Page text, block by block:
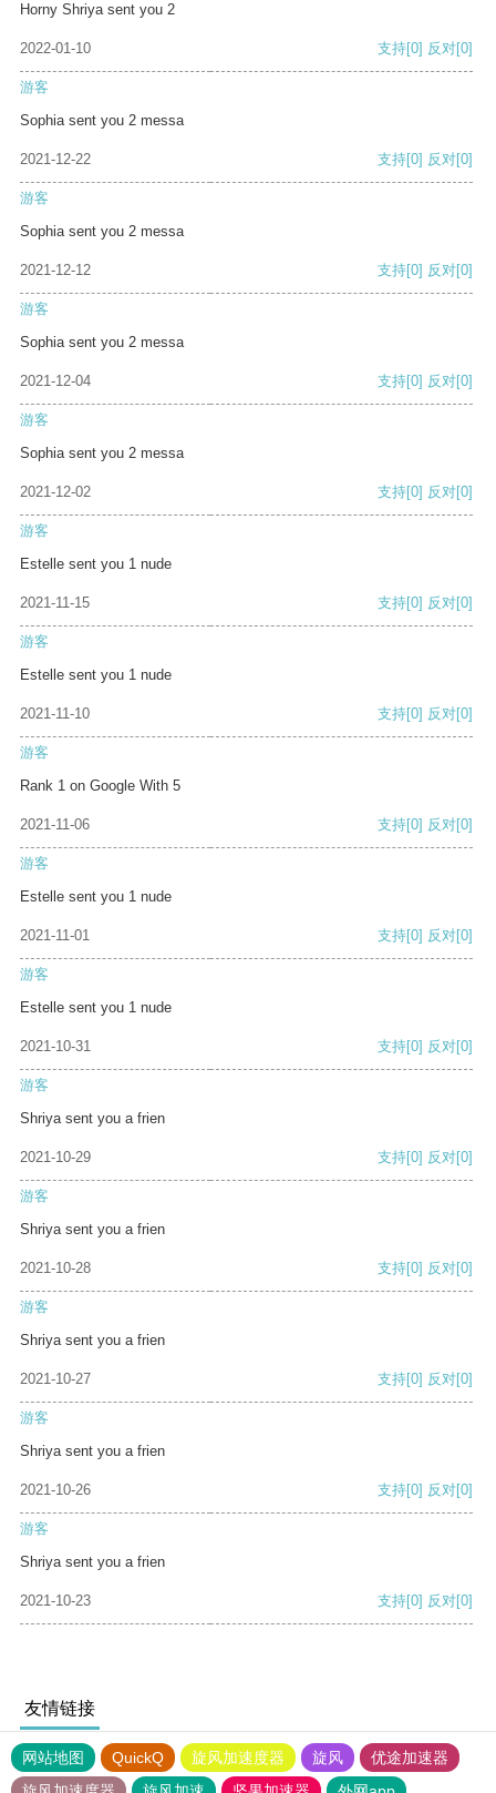
Horny Shriya sent you 2
2022-01-10 支持[0] 反对[0]
游客
Sophia sent you 2 messa
2021-12-22 支持[0] 反对[0]
游客
Sophia sent you 2 messa
2021-12-12 支持[0] 反对[0]
游客
Sophia sent you 2 messa
2021-12-04 支持[0] 反对[0]
游客
Sophia sent you 2 messa
2021-12-02 支持[0] 反对[0]
游客
Estelle sent you 1 nude
2021-11-15 支持[0] 反对[0]
游客
Estelle sent you 1 nude
2021-11-10 支持[0] 反对[0]
游客
Rank 1 on Google With 5
2021-11-06 支持[0] 反对[0]
游客
Estelle sent you 1 nude
2021-11-01 支持[0] 反对[0]
游客
Estelle sent you 1 nude
2021-10-31 支持[0] 反对[0]
游客
Shriya sent you a frien
2021-10-29 支持[0] 反对[0]
游客
Shriya sent you a frien
2021-10-28 支持[0] 反对[0]
游客
Shriya sent you a frien
2021-10-27 支持[0] 反对[0]
游客
Shriya sent you a frien
2021-10-26 支持[0] 反对[0]
游客
Shriya sent you a frien
2021-10-23 支持[0] 反对[0]
友情链接
网站地图 QuickQ 旋风加速度器 旋风
优途加速器